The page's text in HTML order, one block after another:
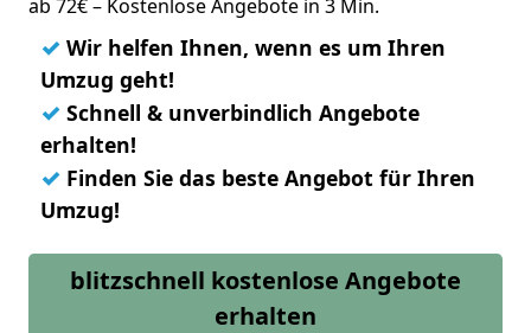
ab 72€ – Kostenlose Angebote in 3 Min.
✓ Wir helfen Ihnen, wenn es um Ihren
Umzug geht!
✓ Schnell & unverbindlich Angebote
erhalten!
✓ Finden Sie das beste Angebot für Ihren
Umzug!
blitzschnell kostenlose Angebote
erhalten